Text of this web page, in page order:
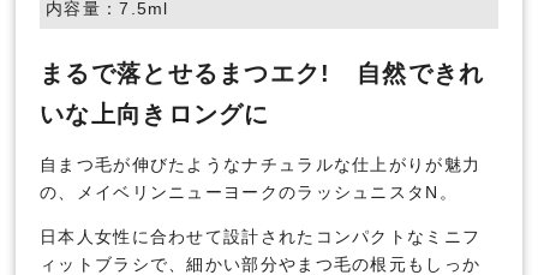
内容量：7.5ml
まるで落とせるまつエク! 自然できれ
いな上向きロングに
自まつ毛が伸びたようなナチュラルな仕上がりが魅力
の、メイベリンニューヨークのラッシュニスタN。
日本人女性に合わせて設計されたコンパクトなミニフ
ィットブラシで、細かい部分やまつ毛の根元もしっか